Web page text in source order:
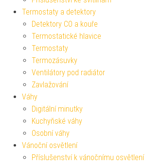
Termostaty a detektory
Detektory CO a kouře
Termostatické hlavice
Termostaty
Termozásuvky
Ventilátory pod radiátor
Zavlažování
Váhy
Digitální minutky
Kuchyňské váhy
Osobní váhy
Vánoční osvětlení
Příslušenství k vánočnímu osvětlení